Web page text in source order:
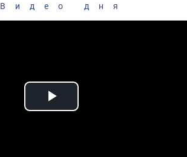
Видео дня
Play Video